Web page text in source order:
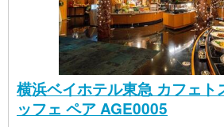
横浜ベイホテル東急 カフェト
ッフェ ペア AGE0005